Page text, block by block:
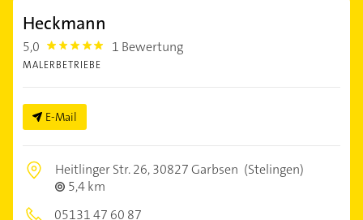
Heckmann
5,0 5.0 1 Bewertung
MALERBETRIEBE
E-Mail
Heitlinger Str. 26,30827 Garbsen (Stelingen)
5,4 km
05131 47 60 87